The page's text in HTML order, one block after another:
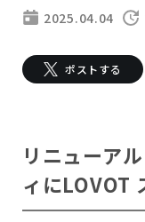
LOVOTを選ぶ
最新モ
LOVOT 3.0につい
もっと知る
LOVOTの歩みと未
LOVOTオーナー
LOVOTのアフタ
公式ウェア
LOVOT
LOVOT ストア
近くの会える
お迎えする
LOVOT購入キャ
2025.04.04
ポストする
リニューア
ィにLOVOT